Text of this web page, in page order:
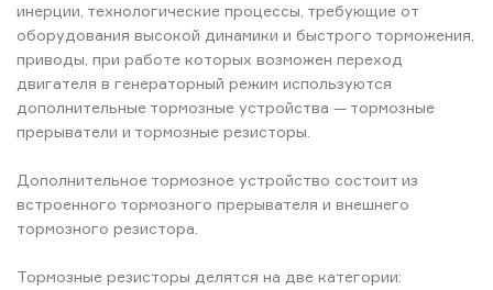
инерции, технологические процессы, требующие от
оборудования высокой динамики и быстрого торможения,
приводы, при работе которых возможен переход
двигателя в генераторный режим используются
дополнительные тормозные устройства — тормозные
прерыватели и тормозные резисторы.
Дополнительное тормозное устройство состоит из
встроенного тормозного прерывателя и внешнего
тормозного резистора.
Тормозные резисторы делятся на две категории: